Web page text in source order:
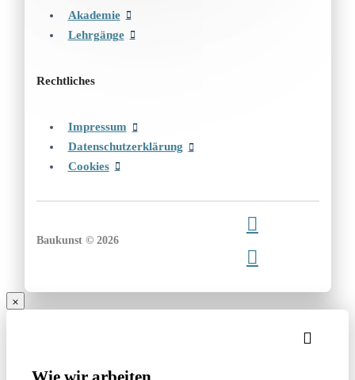
Akademie
Lehrgänge
Rechtliches
Impressum
Datenschutzerklärung
Cookies
Baukunst © 2026
Wie wir arbeiten